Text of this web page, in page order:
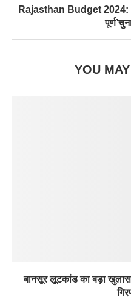
Rajasthan Budget 2024:
YOU
बानसूर लूटकांड का बड़ा